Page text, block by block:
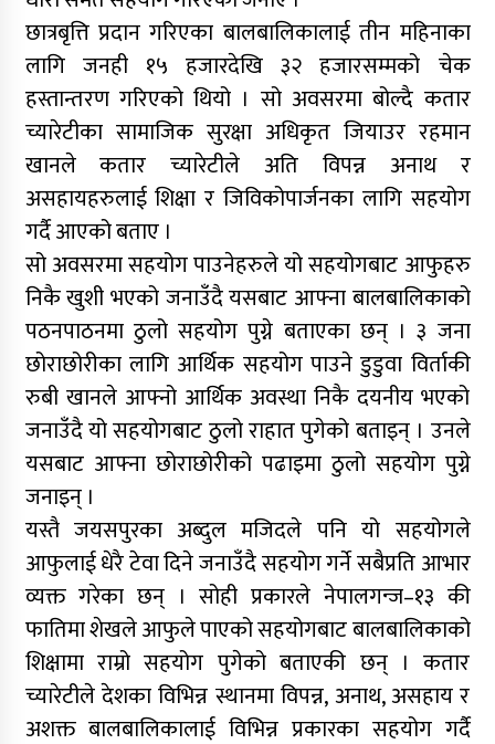
छात्रबृत्ति प्रदान गरिएका बालबालिकालाई तीन महिनाका
लागि जनही १५ हजारदेखि ३२ हजारसम्मको चेक
हस्तान्तरण गरिएको थियो । सो अवसरमा बोल्दै कतार
च्यारेटीका सामाजिक सुरक्षा अधिकृत जियाउर रहमान
खानले कतार च्यारेटीले अति विपन्न अनाथ र
असहायहरुलाई शिक्षा र जिविकोपार्जनका लागि सहयोग
गर्दै आएको बताए ।
सो अवसरमा सहयोग पाउनेहरुले यो सहयोगबाट आफुहरु
निकै खुशी भएको जनाउँदै यसबाट आफ्ना बालबालिकाको
पठनपाठनमा ठुलो सहयोग पुग्ने बताएका छन् । ३ जना
छोराछोरीका लागि आर्थिक सहयोग पाउने डुडुवा विर्ताकी
रुबी खानले आफ्नो आर्थिक अवस्था निकै दयनीय भएको
जनाउँदै यो सहयोगबाट ठुलो राहात पुगेको बताइन् । उनले
यसबाट आफ्ना छोराछोरीको पढाइमा ठुलो सहयोग पुग्ने
जनाइन् ।
यस्तै जयसपुरका अब्दुल मजिदले पनि यो सहयोगले
आफुलाई धेरै टेवा दिने जनाउँदै सहयोग गर्ने सबैप्रति आभार
व्यक्त गरेका छन् । सोही प्रकारले नेपालगन्ज–१३ की
फातिमा शेखले आफुले पाएको सहयोगबाट बालबालिकाको
शिक्षामा राम्रो सहयोग पुगेको बताएकी छन् । कतार
च्यारेटीले देशका विभिन्न स्थानमा विपन्न, अनाथ, असहाय र
अशक्त बालबालिकालाई विभिन्न प्रकारका सहयोग गर्दै